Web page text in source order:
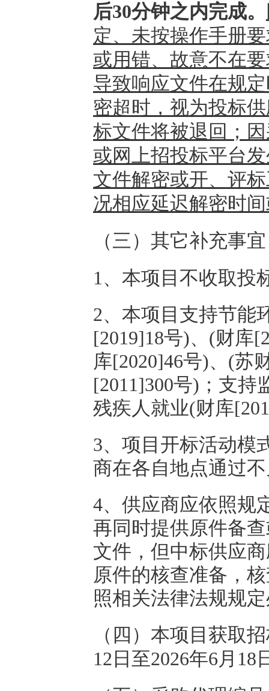
后30分钟之内完成。
定、未按操作手册
或用错、故意不在
导致响应文件在规
密超时，视为投标
标文件将被退回；
或网上招投标平台
文件解密或开、评
况相应延迟解密时
（三）其它补充事宜
1、本项目不收取投
2、 本项目支持节能
[2019]18号)、(财库
库[2020]46号)、(苏
[2011]300号)；支持
残疾人就业(财库
3、项目开标活动模
商在各自地点通过
4、 供应商应依照规
再同时提供原件备
文件，但中标供应
原件的核查准备，
照相关法律法规规
（四）本项目获取
12 日至2026年6月 18